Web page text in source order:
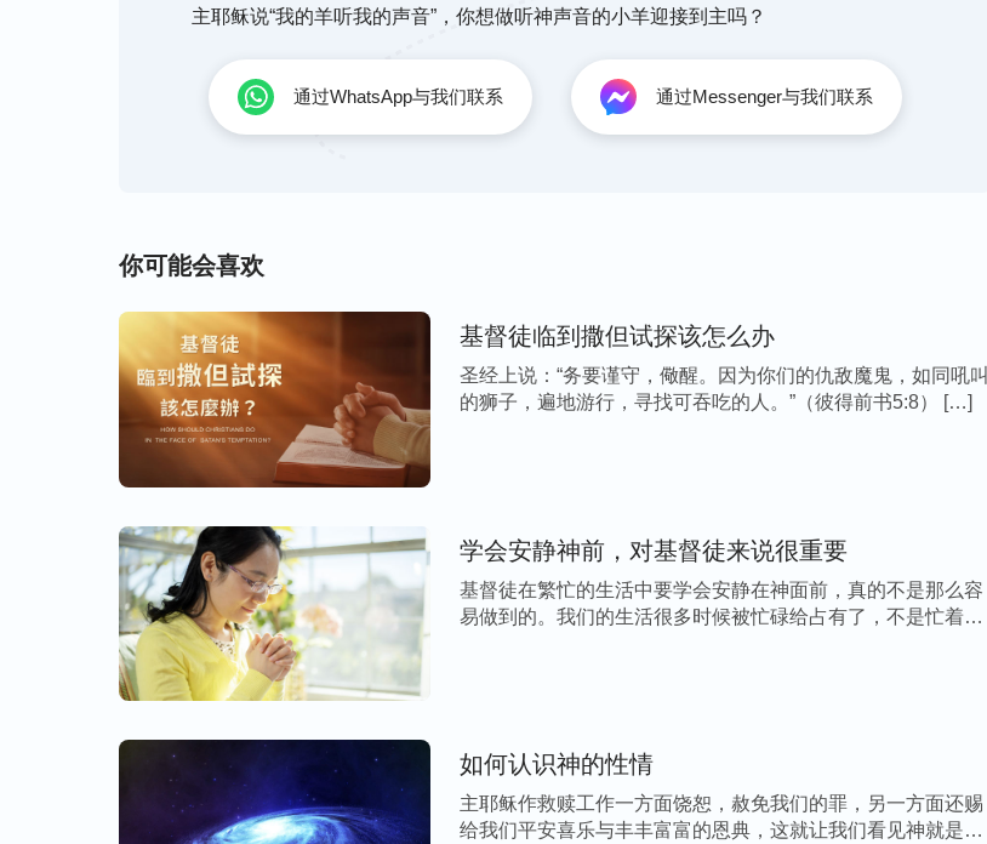
思来，那我们就是站错地位，太没有理智了，神也不会按我们的要求来作。
我又看到这段话的后面说道：“祷告应该存着寻求、顺服的心，比如你临到一件事不知怎么
处理，你就说：‘神哪！在这件事上我不知道怎么处理，我愿在这事上满足你，我愿意寻求
实行路途，那就是得站在受造之物的位置上，学会在临到的事上否认自己的意思，放下自己
的意图，存着顺服的态度，把一切都交托给神，由神摆布安排，只为满足神、寻求神心意而
祷告。说到这里，我想到约伯临到满山牛羊被强盗掳走，他的态度是顺服，没有怨言，只求
满足神，而且很有理智地祷告说：“赏赐的是耶和华，收取的也是耶和华；耶和华的名是应
当称颂的。”（约伯记1:21） 所以，我们的祷告要蒙神垂听，站好地位，有理智必不可少。
弟兄姊妹们，这是我对为何有的祷告不蒙神垂听，又该如何祷告才蒙神垂听的一点认识，希
望对大家有所帮助。
—— 刘静
延伸阅读：
祷告掌握四条原则，你的祷告一定蒙神称许！
主耶稣说“我的羊听我的声音”，你想做听神声音的小羊迎接到主吗？
通过WhatsApp与我们联系 通过Messenger与我们联系
你可能会喜欢
基督徒临到撒但试探该怎么办
圣经上说：“务要谨守，儆醒。因为你们的仇敌魔鬼，如同吼叫
的狮子，遍地游行，寻找可吞吃的人。”（彼得前书5:8） […]
学会安静神前，对基督徒来说很重要
基督徒在繁忙的生活中要学会安静在神面前，真的不是那么容
易做到的。我们的生活很多时候被忙碌给占有了，不是忙着工
如何认识神的性情
主耶稣作救赎工作一方面饶恕，赦免我们的罪，另一方面还赐
给我们平安喜乐与丰丰富富的恩典，这就让我们看见神就是怜